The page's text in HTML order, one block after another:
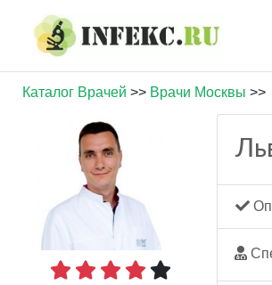
Каталог Врачей >> Врачи Москвы >>